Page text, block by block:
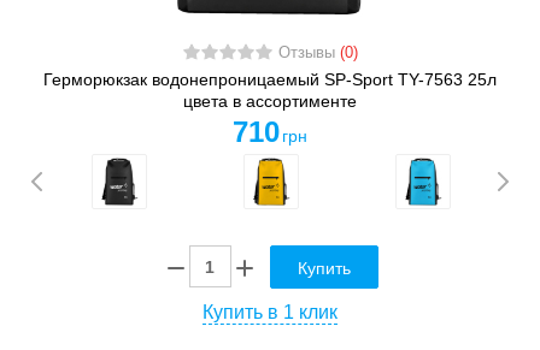
Отзывы (0)
Герморюкзак водонепроницаемый SP-Sport TY-7563 25л
цвета в ассортименте
710 грн
Купить
Купить в 1 клик